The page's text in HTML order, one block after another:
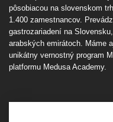
pôsobiacou na slovenskom
1.400 zamestnancov.
gastrozariadení na
arabských emirátoch. Máme
unikátny vernostný program
platformu Medusa Academy.